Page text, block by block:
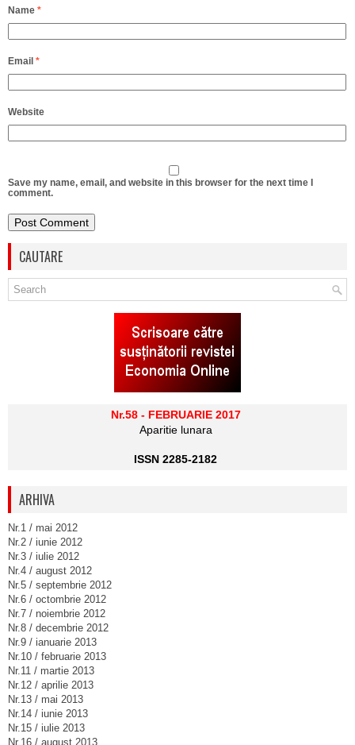
Name *
Email *
Website
Save my name, email, and website in this browser for the next time I
comment.
CAUTARE
Nr.58 - FEBRUARIE 2017
Aparitie lunara
ISSN 2285-2182
ARHIVA
Nr.1 / mai 2012
Nr.2 / iunie 2012
Nr.3 / iulie 2012
Nr.4 / august 2012
Nr.5 / septembrie 2012
Nr.6 / octombrie 2012
Nr.7 / noiembrie 2012
Nr.8 / decembrie 2012
Nr.9 / ianuarie 2013
Nr.10 / februarie 2013
Nr.11 / martie 2013
Nr.12 / aprilie 2013
Nr.13 / mai 2013
Nr.14 / iunie 2013
Nr.15 / iulie 2013
Nr.16 / august 2013